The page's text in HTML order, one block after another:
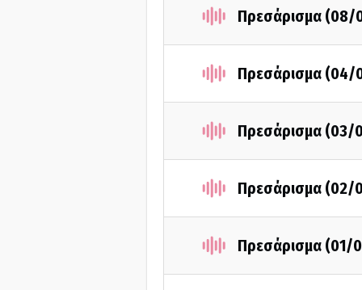
Πρεσάρισμα (08/
Πρεσάρισμα (04/
Πρεσάρισμα (03/
Πρεσάρισμα (02/
Πρεσάρισμα (01/